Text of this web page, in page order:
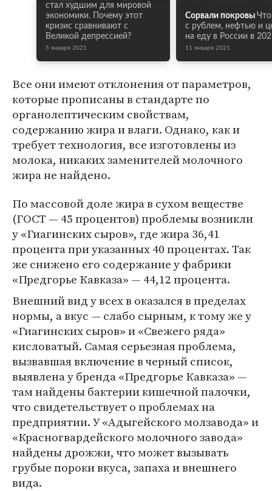
стал худшим для мировой
экономики. Почему этот
кризис сравнивают с
Великой депрессией?
5 января 2021
Сорвали покровы
с рублем, нефтью и
на еду в России в
11 января 2021
Все они имеют отклонения от параметров,
которые прописаны в стандарте по
органолептическим свойствам,
содержанию жира и влаги. Однако, как и
требует технология, все изготовлены из
молока, никаких заменителей молочного
жира не найдено.
По массовой доле жира в сухом веществе
(ГОСТ — 45 процентов) проблемы возникли
у «Гиагинских сыров», где жира 36,41
процента при указанных 40 процентах. Так
же снижено его содержание у фабрики
«Предгорье Кавказа» — 44,12 процента.
Внешний вид у всех в оказался в пределах
нормы, а вкус — слабо сырным, к тому же у
«Гиагинских сыров» и «Свежего ряда»
кисловатый. Самая серьезная проблема,
вызвавшая включение в черный список,
выявлена у бренда «Предгорье Кавказа» —
там найдены бактерии кишечной палочки,
что свидетельствует о проблемах на
предприятии. У «Адыгейского молзавода» и
«Красногвардейского молочного завода»
найдены дрожжи, что может вызывать
грубые пороки вкуса, запаха и внешнего
вида.